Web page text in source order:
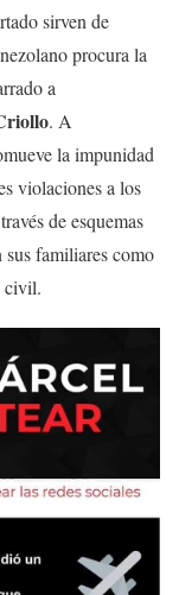
sirven de
procura la
a
. A
la impunidad
violaciones a los
de esquemas
familiares como
civil.